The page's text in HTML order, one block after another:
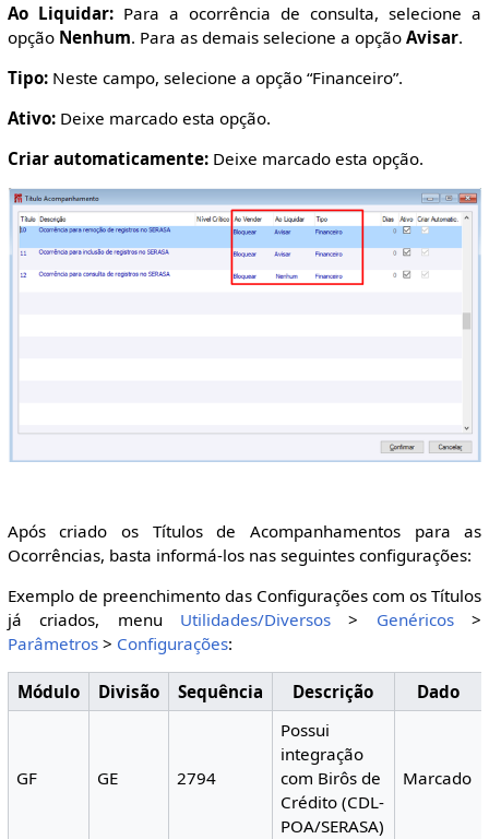
Ao Liquidar:Para a ocorrência de consulta, selecione a
opção Nenhum. Para as demais selecione a opção Avisar.
Tipo:Neste campo, selecione a opção “Financeiro”.
Ativo:Deixe marcado esta opção.
Criar automaticamente:Deixe marcado esta opção.
Após criado os Títulos de Acompanhamentos para as
Ocorrências, basta informá-los nas seguintes configurações:
Exemplo de preenchimento das Configurações com os Títulos
já criados, menu Utilidades/Diversos > Genéricos>
Parâmetros> Configurações:
Módulo Divisão Sequência Descrição Dado
GF GE 2794
Possui
integração
com Birôs de
Crédito (CDL-
POA/SERASA)
Marcado